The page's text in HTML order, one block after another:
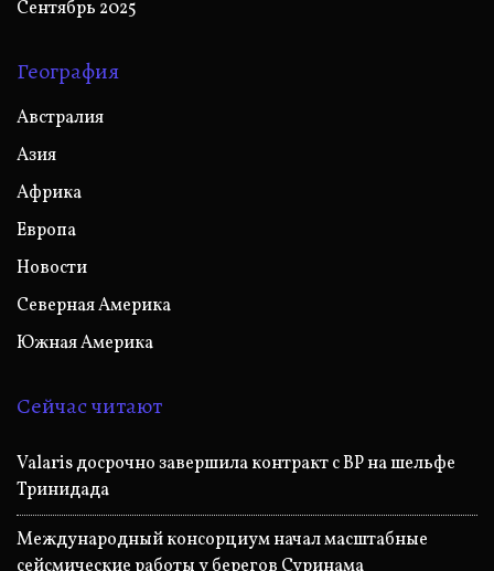
Сентябрь 2025
География
Австралия
Азия
Африка
Европа
Новости
Северная Америка
Южная Америка
Сейчас читают
Valaris досрочно завершила контракт с BP на шельфе
Тринидада
Международный консорциум начал масштабные